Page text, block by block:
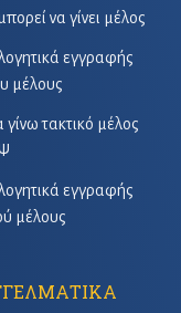
να γίνει μέλος
εγγραφής
μέλους
γίνω τακτικό μέλος
εγγραφής
μέλους